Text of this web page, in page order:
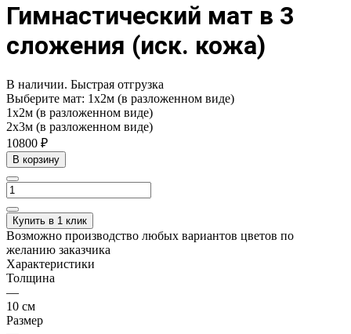
Гимнастический мат в 3
сложения (иск. кожа)
В наличии. Быстрая отгрузка
Выберите мат: 1х2м (в разложенном виде)
1х2м (в разложенном виде)
2х3м (в разложенном виде)
10800 ₽
В корзину
Купить в 1 клик
Возможно производство любых вариантов цветов по
желанию заказчика
Характеристики
Толщина
—
10 см
Размер